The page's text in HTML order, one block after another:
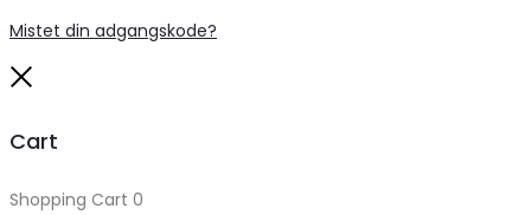
Mistet din adgangskode?
Cart
Shopping Cart 0